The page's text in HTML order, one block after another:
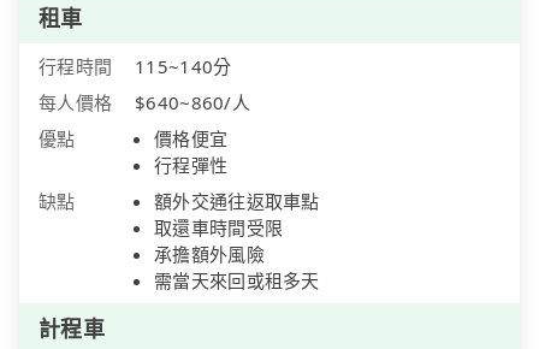
租車
行程時間
115~140分
每人價格
$640~860/人
優點
價格便宜
行程彈性
缺點
額外交通往返取車點
取還車時間受限
承擔額外風險
需當天來回或租多天
計程車